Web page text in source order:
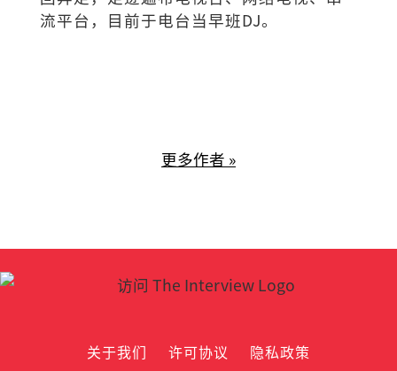
流平台，目前于电台当早班DJ。
更多作者 »
关于我们 许可协议
隐私政策